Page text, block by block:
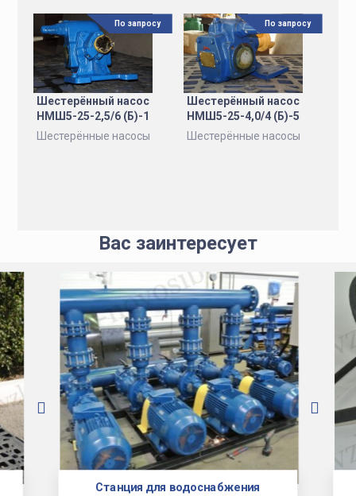
Шестерённый насос
НМШ5-25-2,5/6 (Б)-1
Шестерённые насосы
По запросу
Шестерённый насос
НМШ5-25-4,0/4 (Б)-5
Шестерённые насосы
По запросу
Вас заинтересует
Станция для водоснабжения